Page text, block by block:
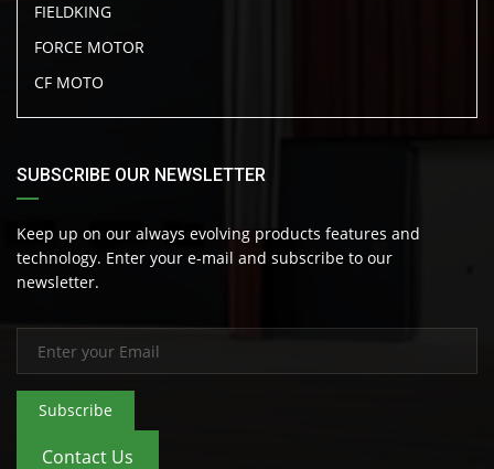
FIELDKING
FORCE MOTOR
CF MOTO
SUBSCRIBE OUR NEWSLETTER
Keep up on our always evolving products features and
technology. Enter your e-mail and subscribe to our
newsletter.
Subscribe
Contact Us